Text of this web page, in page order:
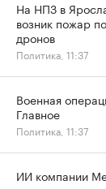
На НПЗ в
возник пожар
дронов
Политика, 11:37
Военная
Главное
Политика, 11:37
ИИ компании